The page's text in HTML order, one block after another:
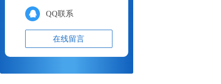
QQ联系
在线留言